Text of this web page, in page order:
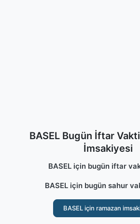
BASEL Bugün İftar
İmsakiyesi
BASEL için bugün iftar
BASEL için bugün sahur
BASEL için ramazan